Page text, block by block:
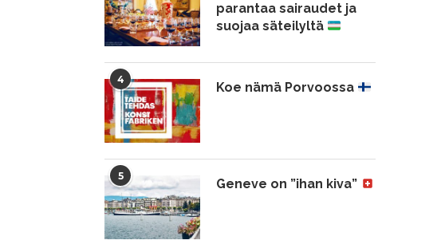
parantaa sairaudet ja
suojaa säteilyltä
4
Koe nämä Porvoossa
5
Geneve on ”ihan kiva”